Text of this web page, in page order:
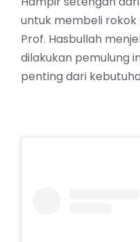
untuk membeli rokok
Prof. Hasbullah
dilakukan pemulung
penting dari